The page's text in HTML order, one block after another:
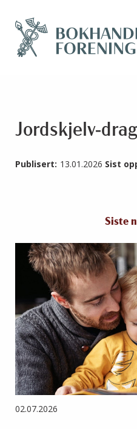
Jordskjelv-
Publisert: 13.01.2026 Sist
Siste
02.07.2026